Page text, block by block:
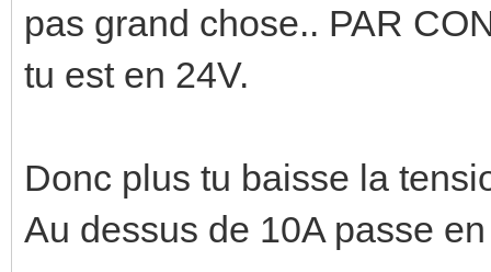
pas grand chose.. PAR
tu est en 24V.
Donc plus tu baisse la
Au dessus de 10A passe